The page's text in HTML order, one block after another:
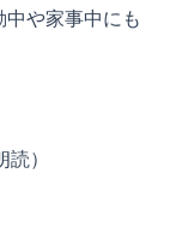
や家事中にも
）